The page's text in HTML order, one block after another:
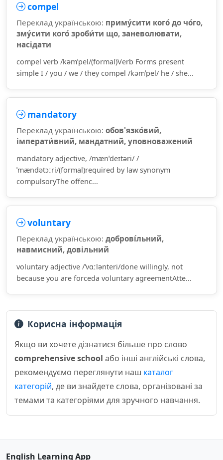
compel
Переклад українською: приму́сити кого́ до чо́го,
зму́сити кого́ зроби́ти що, заневолювати,
насідати
compel verb /kəmˈpel/(formal)Verb Forms present
simple I / you / we / they compel /kəmˈpel/ he / she...
mandatory
Переклад українською: обов'язко́вий,
імперати́вний, мандатний, уповноважений
mandatory adjective, /mænˈdeɪtəri/ /
ˈmændətɔːri/(formal)required by law synonym
compulsoryThe offenc...
voluntary
Переклад українською: доброві́льний,
навмисний, довільний
voluntary adjective /ˈvɑːlənteri/done willingly, not
because you are forceda voluntary agreementAtte...
Корисна інформація
Якщо ви хочете дізнатися більше про слово
comprehensive school або інші англійські слова,
рекомендуємо переглянути наш каталог
категорій, де ви знайдете слова, організовані за
темами та категоріями для зручного навчання.
English Learning App